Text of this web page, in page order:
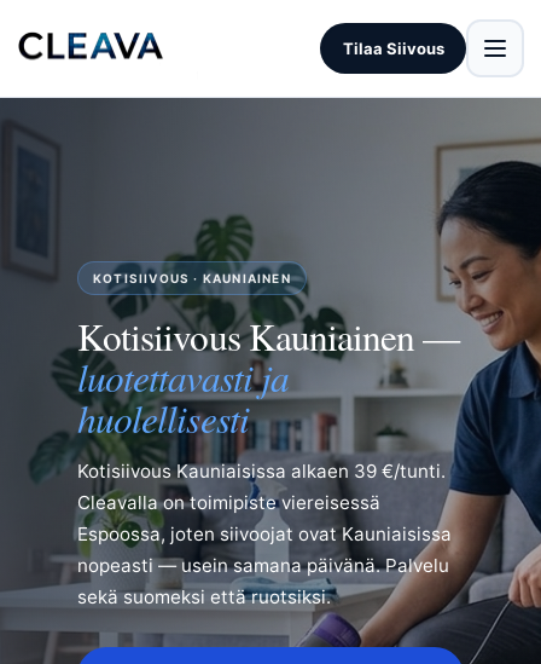
Tilaa Siivous
KOTISIIVOUS · KAUNIAINEN
Kotisiivous Kauniainen —
luotettavasti ja
huolellisesti
Kotisiivous Kauniaisissa alkaen 39 €/tunti.
Cleavalla on toimipiste viereisessä
Espoossa, joten siivoojat ovat Kauniaisissa
nopeasti — usein samana päivänä. Palvelu
sekä suomeksi että ruotsiksi.